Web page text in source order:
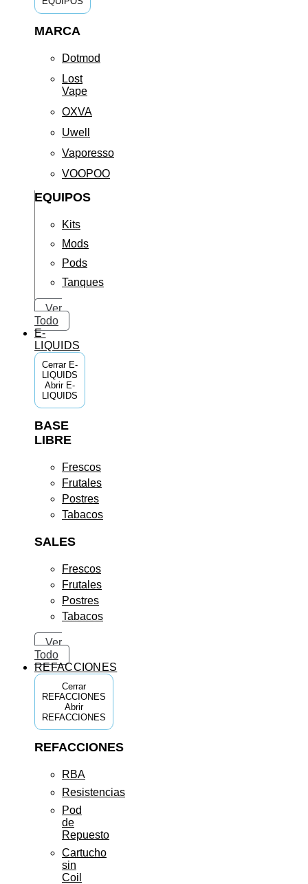
MARCA
Dotmod
Lost
Vape
OXVA
Uwell
Vaporesso
VOOPOO
EQUIPOS
Kits
Mods
Pods
Tanques
Ver
Todo
E-
LIQUIDS
Cerrar E-
LIQUIDS
Abrir E-
LIQUIDS
BASE
LIBRE
Frescos
Frutales
Postres
Tabacos
SALES
Frescos
Frutales
Postres
Tabacos
Ver
Todo
REFACCIONES
Cerrar
REFACCIONES
Abrir
REFACCIONES
REFACCIONES
RBA
Resistencias
Pod
de
Repuesto
Cartucho
sin
Coil